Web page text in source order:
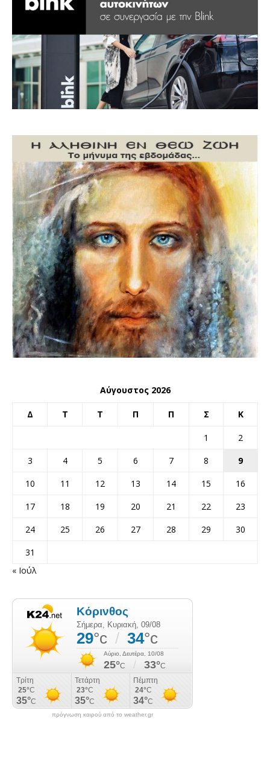
Αύγουστος 2026
Δ Τ Τ Π Π Σ Κ
1
2
3
4 5 6 7 8
9
10
11 12 13 14 15
16
17
18 19 20 21 22
23
24
25 26 27 28 29
30
31
« Ιούλ
πρόγνωση καιρού από το weather.gr